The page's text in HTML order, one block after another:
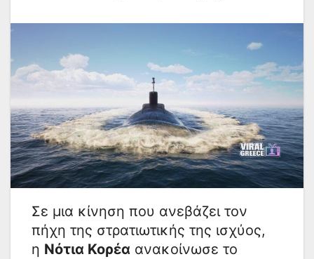
Σε μια κίνηση που ανεβάζει τον
πήχη της στρατιωτικής της ισχύος,
η Νότια Κορέα ανακοίνωσε το